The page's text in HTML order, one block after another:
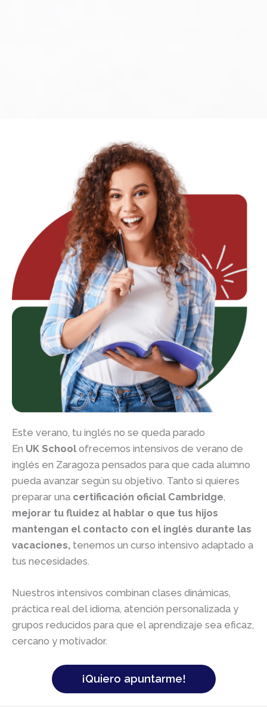
Este verano, tu inglés no se queda parado
En UK School ofrecemos intensivos de verano de
inglés en Zaragoza pensados para que cada alumno
pueda avanzar según su objetivo. Tanto si quieres
preparar una certificación oficial Cambridge,
mejorar tu fluidez al hablar o que tus hijos
mantengan el contacto con el inglés durante las
vacaciones, tenemos un curso intensivo adaptado a
tus necesidades.
Nuestros intensivos combinan clases dinámicas,
práctica real del idioma, atención personalizada y
grupos reducidos para que el aprendizaje sea eficaz,
cercano y motivador.
¡Quiero apuntarme!